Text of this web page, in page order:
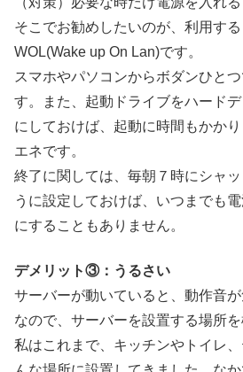
そこでお勧めしたいのが、利用す
WOL(Wake up On Lan)です。
スマホやパソコンからボダンひと
す。また、起動ドライブをハード
にしておけば、起動に時間もかか
エネです。
終了に関しては、毎朝７時にシャ
うに設定しておけば、いつまでも
にすることもありません。
デメリット③：うるさい
サーバーが動いていると、動作音が
なので、サーバーを設置する場所を
私はこれまで、キッチンやトイレ